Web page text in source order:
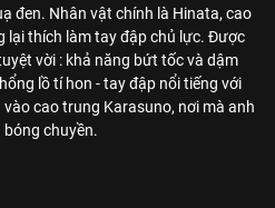
đen. Nhân vật chính là Hinata, cao
lại thích làm tay đập chủ lực. Được
vời : khả năng bứt tốc và dậm
lồ tí hon - tay đập nổi tiếng với
cao trung Karasuno, nơi mà anh
bóng chuyền.